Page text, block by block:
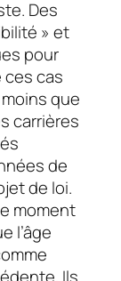
Des
» et
pour
cas
que
carrières
de
de loi.
moment
l’âge